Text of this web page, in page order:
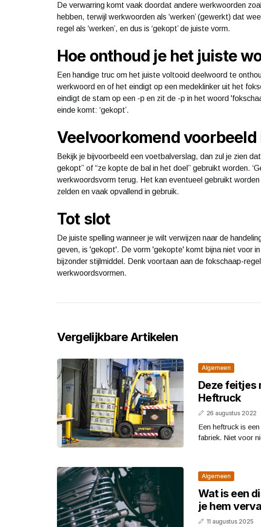
De verwarring komt vaak doordat andere werkwoorden
hebben, terwijl werkwoorden als ‘werken’ (gewerkt) dat
regel als ‘werken’, en dus is ‘gekopt’ de juiste vorm.
Hoe onthoud je het juiste
Een handige truc om het juiste voltooid deelwoord te
werkwoord en of het eindigt op een medeklinker uit het
eindigt de stam op een -p en zit de -p in het woord
einde komt: ‘gekopt’.
Veelvoorkomend
Bekijk je bijvoorbeeld een voetbalverslag, dan zul je zien
gekopt” of “ze kopte de bal in het doel” gebruikt worden.
werkwoordsvorm terug. Het kan eventueel gebruikt
zelden en vaak opvallend in gebruik.
Tot slot
De juiste spelling wanneer je wilt verwijzen naar de
geven, is 'gekopt'. De vorm 'gekopte' komt bijna niet voor
bijzonder stijlmiddel. Denk voortaan aan de fokschaap-
werkwoordsvormen.
Vergelijkbare Artikelen
Algemeen
Deze feitjes
Heftruck
26 augustus 2022
Een heftruck is
fabriek. Niet voor
Algemeen
Wat is een
je hem
11 augustus 2025